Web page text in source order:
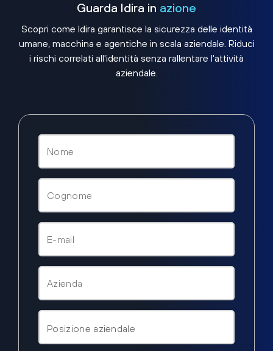
Guarda Idira in azione
Scopri come Idira garantisce la sicurezza delle identità
umane, macchina e agentiche in scala aziendale. Riduci
i rischi correlati all'identità senza rallentare l'attività
aziendale.